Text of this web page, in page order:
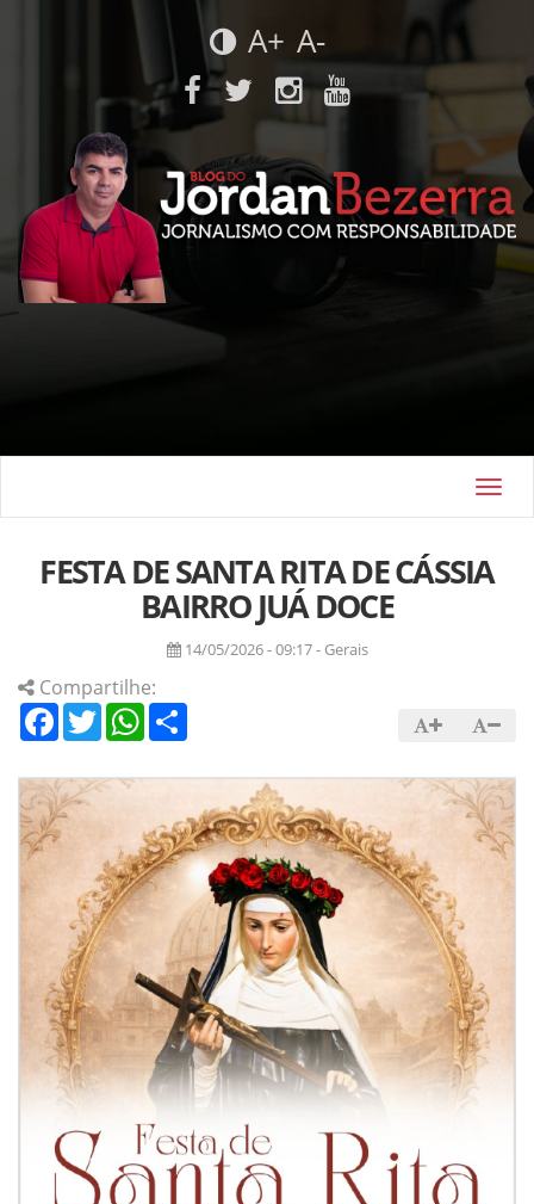
A+ A-
FESTA DE SANTA RITA DE CÁSSIA
BAIRRO JUÁ DOCE
14/05/2026 - 09:17 - Gerais
Compartilhe:
Facebook
TwitterWhatsApp